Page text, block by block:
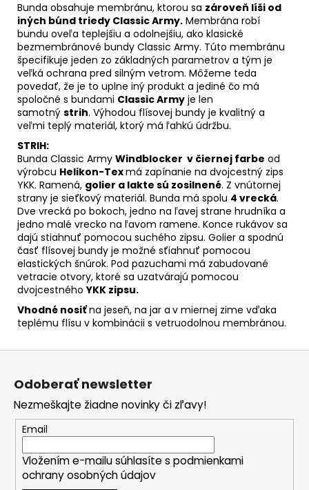
Bunda obsahuje membránu, ktorou sa zároveň líši od
iných búnd triedy Classic Army. Membrána robí
bundu oveľa teplejšiu a odolnejšiu, ako klasické
bezmembránové bundy Classic Army. Túto membránu
špecifikuje jeden zo základných parametrov a tým je
veľká ochrana pred silným vetrom. Môžeme teda
povedať, že je to uplne iný produkt a jediné čo má
spoločné s bundami Classic Army je len
samotný strih. Výhodou flísovej bundy je kvalitný a
veľmi teplý materiál, ktorý má ľahkú údržbu.
STRIH:
Bunda Classic Army Windblocker v čiernej farbe od
výrobcu Helikon-Texmá zapínanie na dvojcestný zips
YKK. Ramená, golier a lakte sú zosilnené. Z vnútornej
strany je sieťkový materiál. Bunda má spolu 4 vrecká.
Dve vrecká po bokoch, jedno na ľavej strane hrudníka a
jedno malé vrecko na ľavom ramene. Konce rukávov sa
dajú stiahnuť pomocou suchého zipsu. Golier a spodnú
časť flísovej bundy je možné sťiahnuť pomocou
elastických šnúrok. Pod pazuchami má zabudované
vetracie otvory, ktoré sa uzatvárajú pomocou
dvojcestnéhoYKK zipsu.
Vhodné nosiťna jeseň, na jar a v miernej zime vďaka
teplému flísu v kombinácii s vetruodolnou membránou.
Odoberať newsletter
Nezmeškajte žiadne novinky či zľavy!
Email
Vložením e-mailu súhlasíte s podmienkami
ochrany osobných údajov